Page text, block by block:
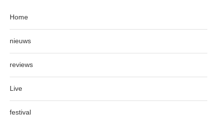
Home
nieuws
reviews
Live
festival